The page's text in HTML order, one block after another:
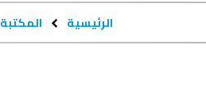
الرئيسية المكتبة